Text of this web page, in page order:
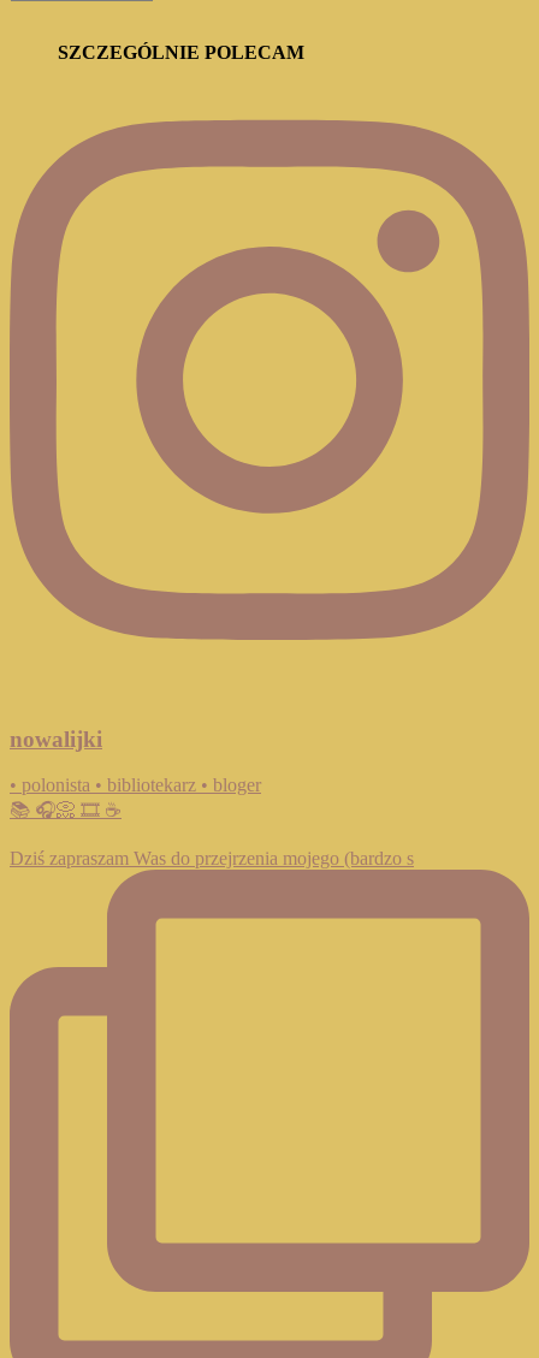
SZCZEGÓLNIE POLECAM
nowalijki
• polonista • bibliotekarz • bloger
📚 🎧📀 🎞️ ☕️
Dziś zapraszam Was do przejrzenia mojego (bardzo s